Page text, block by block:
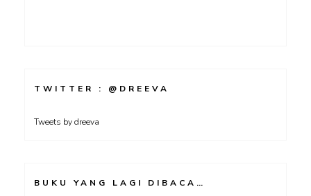
TWITTER : @DREEVA
Tweets by dreeva
BUKU YANG LAGI DIBACA…